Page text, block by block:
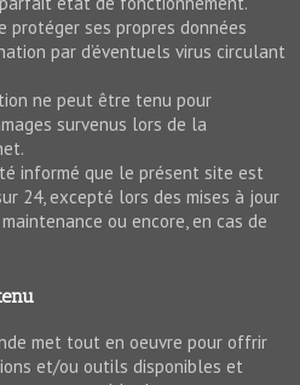
ses propres données
par d’éventuels virus circulant
ne peut être tenu pour
survenus lors de la
informé que le présent site est
24, excepté lors des mises à jour
ou encore, en cas de
met tout en oeuvre pour offrir
et/ou outils disponibles et